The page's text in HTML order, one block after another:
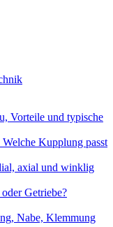
Vorteile und typische
Kupplung passt
axial und winklig
Getriebe?
Nabe, Klemmung